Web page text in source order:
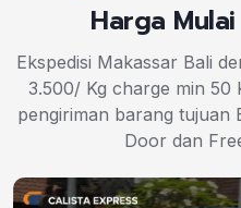
Harga
Ekspedisi Makassar Bali
3.500/ Kg charge min 50
pengiriman barang tujuan
Door dan